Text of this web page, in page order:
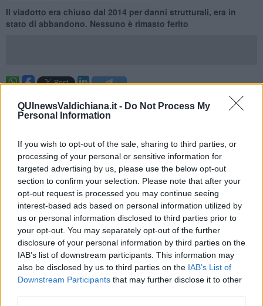
QUInewsValdichiana.it - Do Not Process My
Personal Information
If you wish to opt-out of the sale, sharing to third parties, or
processing of your personal or sensitive information for
targeted advertising by us, please use the below opt-out
section to confirm your selection. Please note that after your
opt-out request is processed you may continue seeing
interest-based ads based on personal information utilized by
us or personal information disclosed to third parties prior to
your opt-out. You may separately opt-out of the further
disclosure of your personal information by third parties on the
IAB’s list of downstream participants. This information may
also be disclosed by us to third parties on the IAB’s List of
Downstream Participants that may further disclose it to other
Il viadotto era chiuso dal 2014 per danni strutturali, era in
stato di abbandono. Nessuno è rimasto ferito
E' crollato durante la notte il viadotto sul fiume
Paglia lungo la strada regionale 2 Cassia. Era chiuso da sei anni
per danni strutturali ai piloni che lo sorreggevano. Nessuno è
Salvatore e Radicofani.
Il viadotto è crollato per la piena del fiume. Nel corso della notte le
intense precipitazioni atmosferiche hanno provocato la piena del
fiume Pagliache aveva già compromesso due campate del
ponte.
Il 21 dicembre scorso a causa del maltempo crollò un tratto della
Cassia sempre tra Abbadia San Salvatore e Radicofani.
Anas sta eseguendo le verifiche tecniche lungo la statale 2 “Via